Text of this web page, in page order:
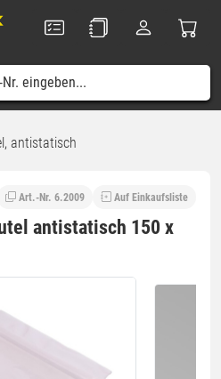
antistatisch
Art.-Nr. 6.2009 Auf Einkaufsliste
antistatisch 150 x